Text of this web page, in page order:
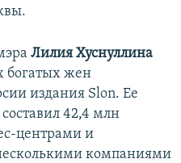
Лилия Хуснуллина
богатых жен
издания Slon. Ее
42,4 млн
центрами и
компаниями